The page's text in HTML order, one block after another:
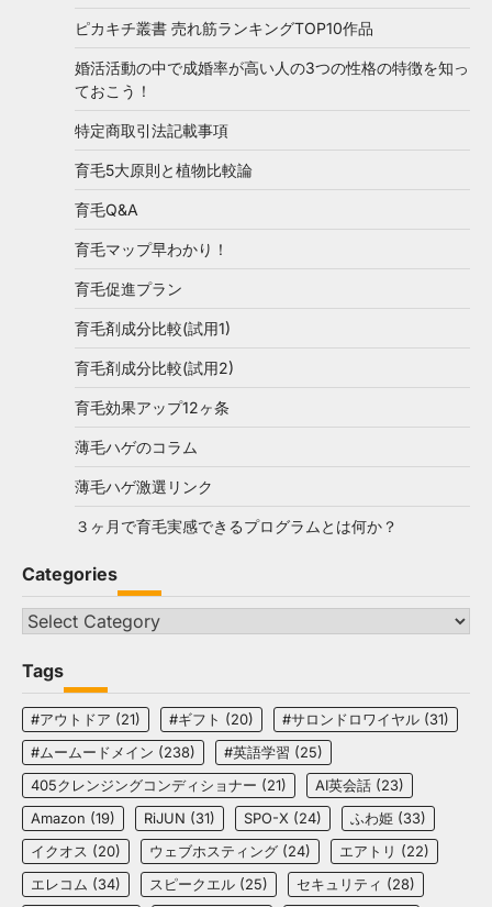
ピカキチ叢書 売れ筋ランキングTOP10作品
婚活活動の中で成婚率が高い人の3つの性格の特徴を知っ
ておこう！
特定商取引法記載事項
育毛5大原則と植物比較論
育毛Q&A
育毛マップ早わかり！
育毛促進プラン
育毛剤成分比較(試用1)
育毛剤成分比較(試用2)
育毛効果アップ12ヶ条
薄毛ハゲのコラム
薄毛ハゲ激選リンク
３ヶ月で育毛実感できるプログラムとは何か？
Categories
Categories
Tags
#アウトドア (21) #ギフト (20) #サロンドロワイヤル (31)
#ムームードメイン (238) #英語学習 (25)
405クレンジングコンディショナー (21) AI英会話 (23)
Amazon (19) RiJUN (31) SPO-X (24) ふわ姫 (33)
イクオス (20) ウェブホスティング (24) エアトリ (22)
エレコム (34) スピークエル (25) セキュリティ (28)